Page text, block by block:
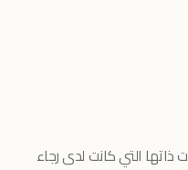
ذاتها التي كانت لدى رجاء